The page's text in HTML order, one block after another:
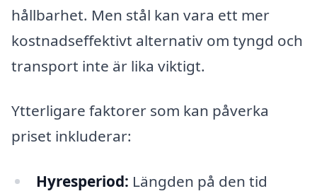
hållbarhet. Men stål kan vara ett mer
kostnadseffektivt alternativ om tyngd och
transport inte är lika viktigt.
Ytterligare faktorer som kan påverka
priset inkluderar:
Hyresperiod: Längden på den tid